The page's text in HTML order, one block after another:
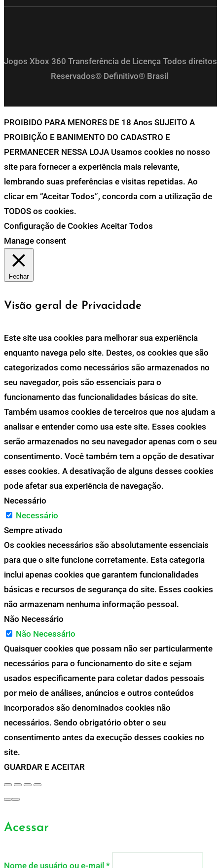
Jogos Xbox 360 Transferência de Licença Todos direitos
Reservados© Definitivo® Brasil
PROIBIDO PARA MENORES DE 18 Anos SUJEITO A
PROIBIÇÃO E BANIMENTO DO CADASTRO E
PERMANECER NESSA LOJA Usamos cookies no nosso
site para fornecer a experiência mais relevante,
lembrando suas preferências e visitas repetidas. Ao
clicar em “Aceitar Todos”, concorda com a utilização de
TODOS os cookies.
Configuração de Cookies Aceitar Todos
Manage consent
Fechar
Visão geral de Privacidade
Este site usa cookies para melhorar sua experiência
enquanto navega pelo site. Destes, os cookies que são
categorizados como necessários são armazenados no
seu navegador, pois são essenciais para o
funcionamento das funcionalidades básicas do site.
Também usamos cookies de terceiros que nos ajudam a
analisar e entender como usa este site. Esses cookies
serão armazenados no seu navegador apenas com o seu
consentimento. Você também tem a opção de desativar
esses cookies. A desativação de alguns desses cookies
pode afetar sua experiência de navegação.
Necessário
Necessário
Sempre ativado
Os cookies necessários são absolutamente essenciais
para que o site funcione corretamente. Esta categoria
inclui apenas cookies que garantem funcionalidades
básicas e recursos de segurança do site. Esses cookies
não armazenam nenhuma informação pessoal.
Não Necessário
Não Necessário
Quaisquer cookies que possam não ser particularmente
necessários para o funcionamento do site e sejam
usados especificamente para coletar dados pessoais
por meio de análises, anúncios e outros conteúdos
incorporados são denominados cookies não
necessários. Sendo obrigatório obter o seu
consentimento antes da execução desses cookies no
site.
GUARDAR E ACEITAR
Acessar
Nome de usuário ou e-mail *